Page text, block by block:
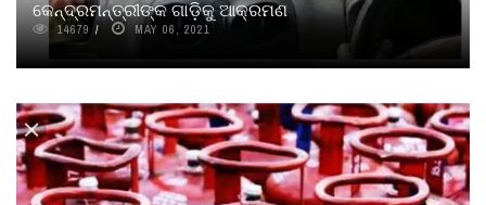
କେନ୍ଦ୍ରମନ୍ତ୍ରୀଙ୍କ ଗାଡ଼ିକୁ ଆକ୍ରମଣ
14679 MAY 06, 2021